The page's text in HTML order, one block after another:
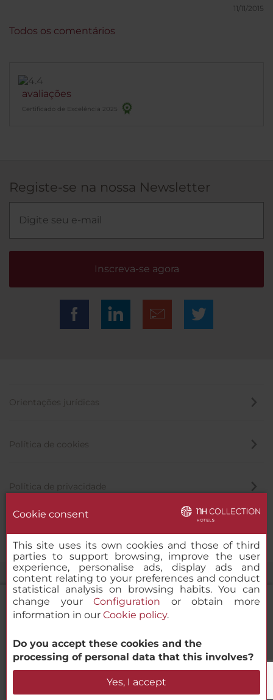
NH Collection Roma Giustiniano
Verificar disponibilidade
11/11/2015
avaliações
Certificado de Excelência 2025
Todos os comentários
Registe-se na nossa Newsletter
Inscreva-se agora
Orientações jurídicas
Política de cookies
Política de privacidade
© 2000-2026 MINOR HOTELS EUROPE & AMERICAS Santa Engracia
120. 28003 Madrid, Espanha
Cookie consent
This site uses its own cookies and those of third
parties to support browsing, improve the user
experience, personalise ads, display ads and
content relating to your preferences and conduct
statistical analysis on browsing habits. You can
change yourConfiguration or obtain more
information in our Cookie policy.
Do you accept these cookies and the
processing of personal data that this involves?
Yes, I accept